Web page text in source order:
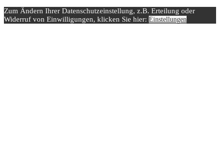
Zum Ändern Ihrer Datenschutzeinstellung, z.B. Erteilung oder
Widerruf von Einwilligungen, klicken Sie hier: Einstellungen